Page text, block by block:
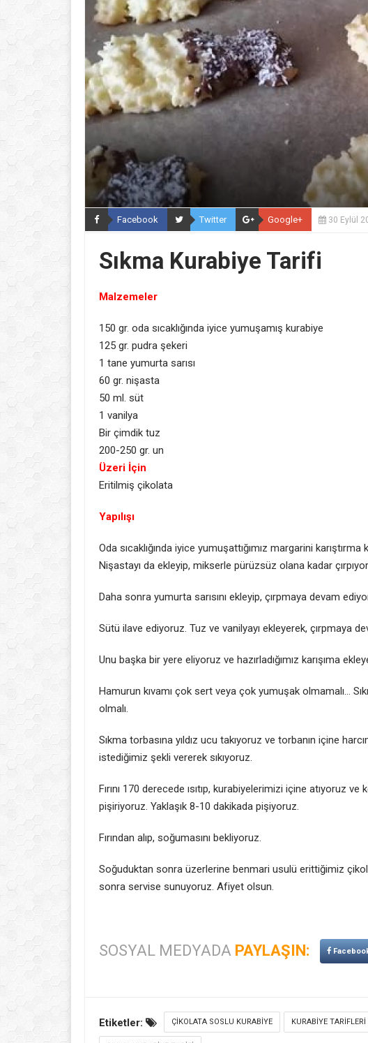
Facebook Twitter Google+ 30 Eylül
Sıkma Kurabiye Tarifi
Malzemeler
150 gr. oda sıcaklığında iyice yumuşamış kurabiye
125 gr. pudra şekeri
1 tane yumurta sarısı
60 gr. nişasta
50 ml. süt
1 vanilya
Bir çimdik tuz
200-250 gr. un
Üzeri İçin
Eritilmiş çikolata
Yapılışı
Oda sıcaklığında iyice yumuşattığımız margarini
Nişastayı da ekleyip, mikserle pürüzsüz olana kadar
Daha sonra yumurta sarısını ekleyip, çırpmaya devam
Sütü ilave ediyoruz. Tuz ve vanilyayı ekleyerek, çırpmaya
Unu başka bir yere eliyoruz ve hazırladığımız karışıma
Hamurun kıvamı çok sert veya çok yumuşak olmamalı…
olmalı.
Sıkma torbasına yıldız ucu takıyoruz ve torbanın içine
istediğimiz şekli vererek sıkıyoruz.
Fırını 170 derecede ısıtıp, kurabiyelerimizi içine atıyoruz
pişiriyoruz. Yaklaşık 8-10 dakikada pişiyoruz.
Fırından alıp, soğumasını bekliyoruz.
Soğuduktan sonra üzerlerine benmari usulü erittiğimiz
sonra servise sunuyoruz. Afiyet olsun.
SOSYAL MEDYADA PAYLAŞIN:
Etiketler: ÇIKOLATA SOSLU KURABIYE KURABIYE TARIFLERI